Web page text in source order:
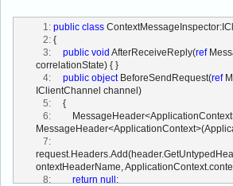
   1:
public class
   2:
{
   3:
public void AfterReceiveReply(ref
correlationState) { }
   4:
public object BeforeSendRequest(ref
IClientChannel channel)
   5:
     {
   6:
   7:
ontextHeaderName,
   8:
return null ;